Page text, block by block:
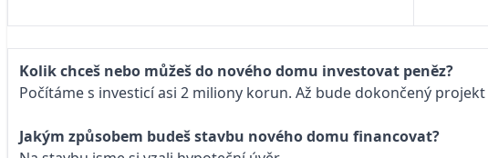
Kolik chceš nebo můžeš do nového domu investovat peněz?
Počítáme s investicí asi 2 miliony korun. Až bude dokončený
Jakým způsobem budeš stavbu nového domu financovat?